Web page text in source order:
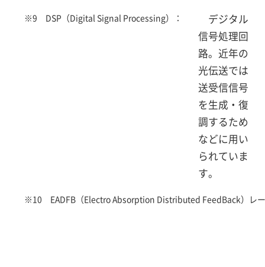
※9 DSP（Digital Signal Processing）：
デジタル
信号処理回
路。近年の
光伝送では
送受信信号
を生成・復
調するため
などに用い
られていま
す。
※10 EADFB（Electro Absorption Distributed FeedBack）レ